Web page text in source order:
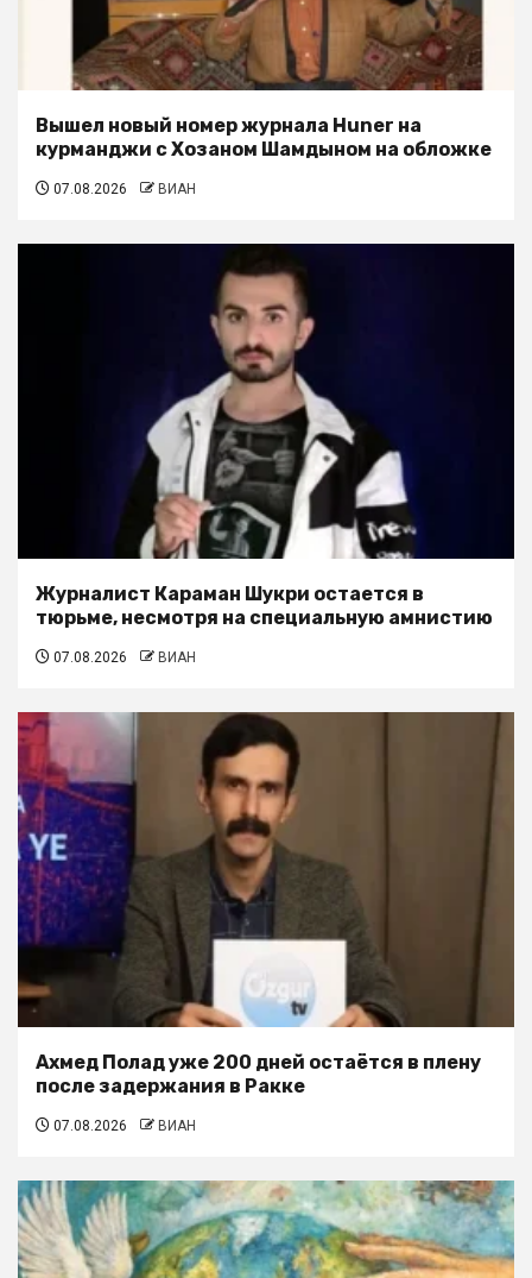
Вышел новый номер журнала Huner на
курманджи с Хозаном Шамдыном на обложке
07.08.2026 ВИАН
Журналист Караман Шукри остается в
тюрьме, несмотря на специальную амнистию
07.08.2026 ВИАН
Ахмед Полад уже 200 дней остаётся в плену
после задержания в Ракке
07.08.2026 ВИАН